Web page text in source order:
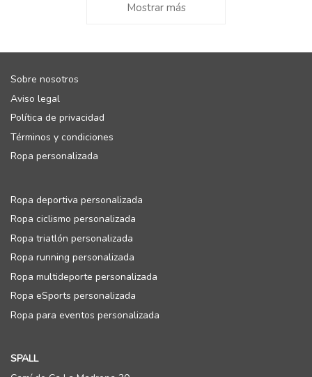
Mostrar más
Sobre nosotros
Aviso legal
Política de privacidad
Términos y condiciones
Ropa personalizada
Ropa deportiva personalizada
Ropa ciclismo personalizada
Ropa triatlón personalizada
Ropa running personalizada
Ropa multideporte personalizada
Ropa eSports personalizada
Ropa para eventos personalizada
SPALL